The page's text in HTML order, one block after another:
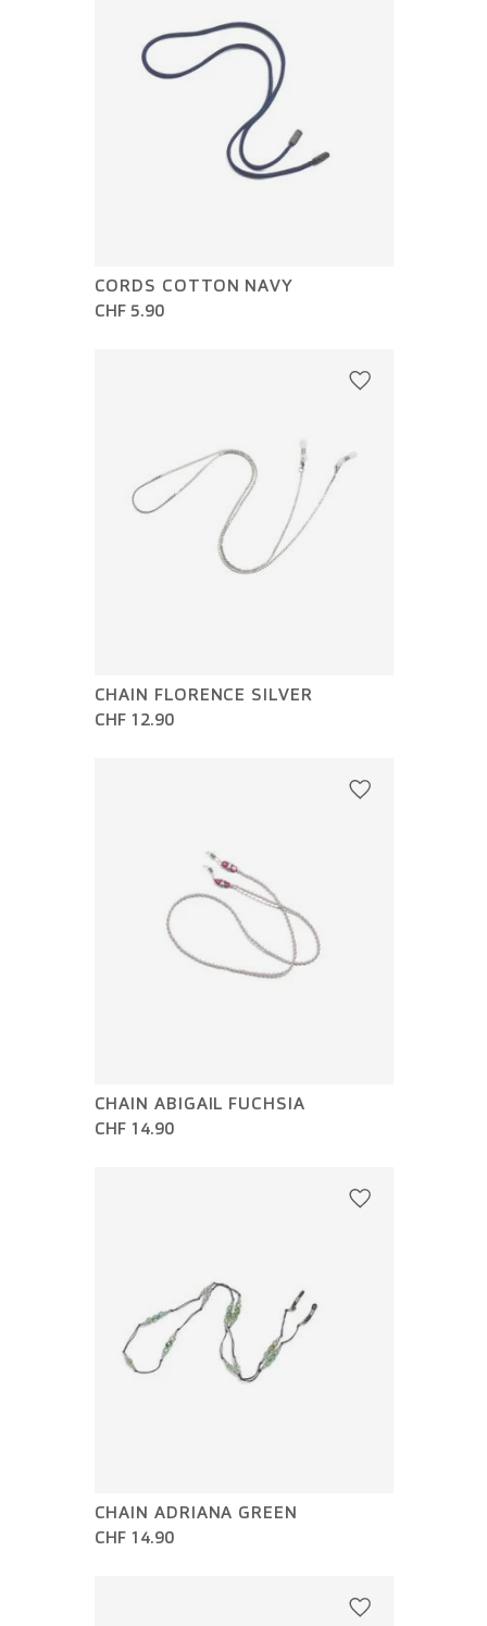
CORDS COTTON NAVY
CHF 5.90
CHAIN FLORENCE SILVER
CHF 12.90
CHAIN ABIGAIL FUCHSIA
CHF 14.90
CHAIN ADRIANA GREEN
CHF 14.90